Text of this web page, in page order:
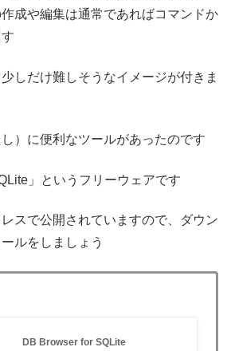
成や編集は通常であればコマンドか
しだけ難しそうなイメージが付きま
）に便利なツールがあったのです
」というフリーウェアです
スで公開されていますので、ダウン
ルをしましょう
DB Browser for SQLite